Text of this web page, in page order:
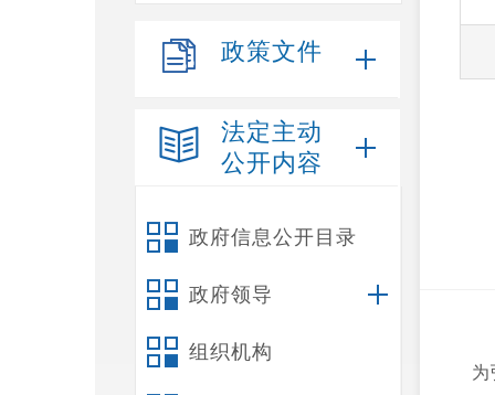
政策文件
法定主动
公开内容
政府信息公开目录
政府领导
组织机构
为